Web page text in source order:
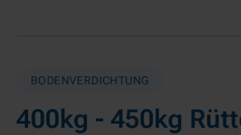
BODENVERDICHTUNG
400kg - 450kg